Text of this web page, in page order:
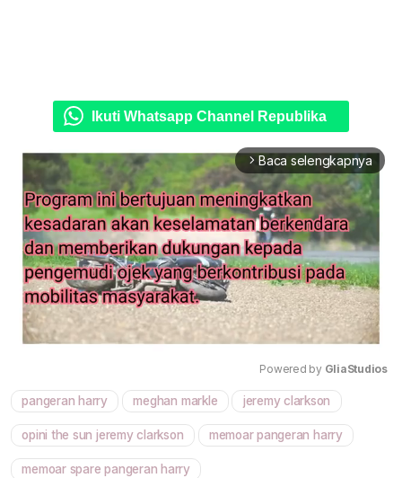
Ikuti Whatsapp Channel Republika
arrow_forward_ios Baca selengkapnya
Mute
Powered by GliaStudios
pangeran harry meghan markle jeremy clarkson
opini the sun jeremy clarkson memoar pangeran harry
memoar spare pangeran harry